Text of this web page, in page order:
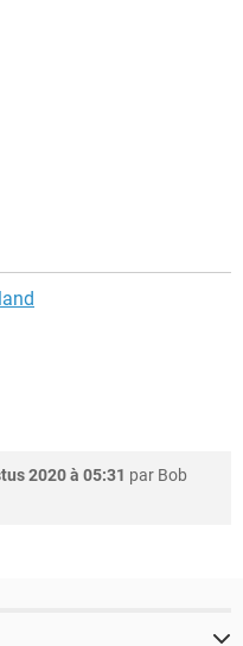
2020 à 05:31 par Bob